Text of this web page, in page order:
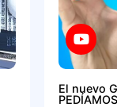
El nuevo